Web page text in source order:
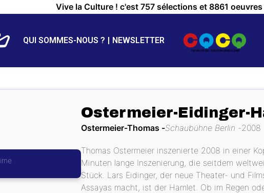
Vive la Culture ! c'est 757 sélections et 8861
QUI SOMMES-NOUS ? NEWSLETTER
Ostermeier-Eidinger-
Ostermeier-Thomas Schaubühne Berlin 2008
Thomas Ostermeier inszenierte 2008 in einer
Minuten lange Inszenierung, die seitdem
Stück. Lars Eidinger, der neue Theater- und
Assayas macht, ist der Hamlet. Ob im Regen